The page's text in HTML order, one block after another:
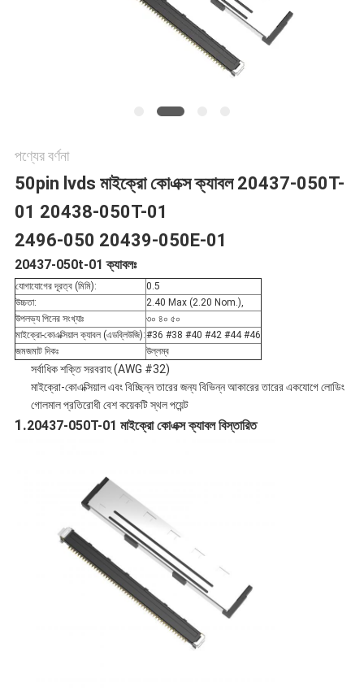
নীতি
পণ্যের বর্ণনা
50pin lvds মাইক্রো কোএক্স ক্যাবল 20437-050T-
01 20438-050T-01
2496-050 20439-050E-01
20437-050t-01 ক্যাবলঃ
যোগাযোগের দূরত্ব (মিমি):
0.5
উচ্চতা:
2.40 Max (2.20 Nom.),
উপলভ্য পিনের সংখ্যাঃ
৩০ ৪০ ৫০
মাইক্রো-কোএক্সিয়াল ক্যাবল (এডব্লিউজি):#36 #38 #40 #42 #44 #46
জমজমাট দিকঃ
উল্লম্ব
সর্বাধিক শক্তি সরবরাহ (AWG #32)
মাইক্রো-কোএক্সিয়াল এবং বিচ্ছিন্ন তারের জন্য বিভিন্ন আকারের তারের একযোগে লোডিং
গোলমাল প্রতিরোধী বেশ কয়েকটি স্থল পয়েন্ট
1.20437-050T-01 মাইক্রো কোএক্স ক্যাবল বিস্তারিত